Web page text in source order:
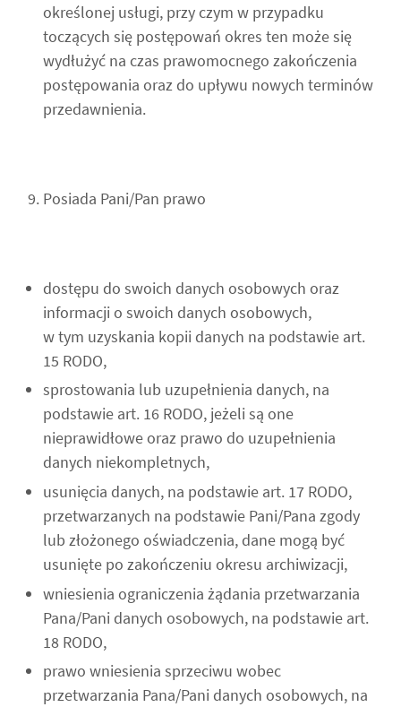
określonej usługi, przy czym w przypadku
toczących się postępowań okres ten może się
wydłużyć na czas prawomocnego zakończenia
postępowania oraz do upływu nowych terminów
przedawnienia.
Posiada Pani/Pan prawo
dostępu do swoich danych osobowych oraz
informacji o swoich danych osobowych,
w tym uzyskania kopii danych na podstawie art.
15 RODO,
sprostowania lub uzupełnienia danych, na
podstawie art. 16 RODO, jeżeli są one
nieprawidłowe oraz prawo do uzupełnienia
danych niekompletnych,
usunięcia danych, na podstawie art. 17 RODO,
przetwarzanych na podstawie Pani/Pana zgody
lub złożonego oświadczenia, dane mogą być
usunięte po zakończeniu okresu archiwizacji,
wniesienia ograniczenia żądania przetwarzania
Pana/Pani danych osobowych, na podstawie art.
18 RODO,
prawo wniesienia sprzeciwu wobec
przetwarzania Pana/Pani danych osobowych, na